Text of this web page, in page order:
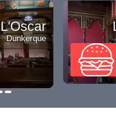
L'Oscar
Dunkerque